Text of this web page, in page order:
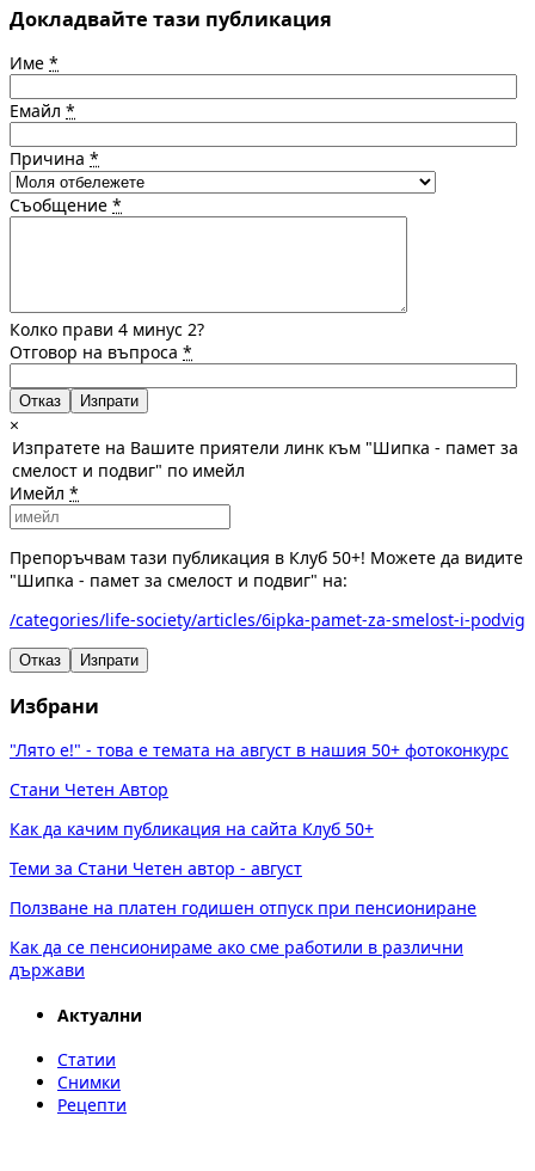
Докладвайте тази публикация
Име *
Емайл *
Причина *
Съобщение *
Колко прави 4 минус 2?
Отговор на въпроса *
Отказ
×
Изпратете на Вашите приятели линк към "Шипка - памет за
смелост и подвиг" по имейл
Имейл *
Препоръчвам тази публикация в Клуб 50+! Можете да видите
"Шипка - памет за смелост и подвиг" на:
/categories/life-society/articles/6ipka-pamet-za-smelost-i-podvig
Отказ Изпрати
Избрани
"Лято е!" - това е темата на август в нашия 50+ фотоконкурс
Стани Четен Автор
Как да качим публикация на сайта Клуб 50+
Теми за Стани Четен автор - август
Ползване на платен годишен отпуск при пенсиониране
Как да се пенсионираме ако сме работили в различни
държави
Актуални
Статии
Снимки
Рецепти